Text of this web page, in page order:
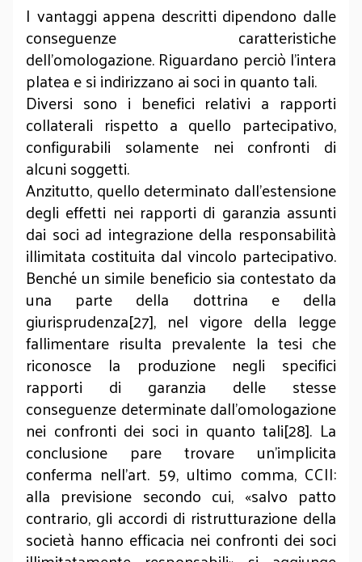
I vantaggi appena descritti dipendono dalle
conseguenze caratteristiche
dell’omologazione. Riguardano perciò l’intera
platea e si indirizzano ai soci in quanto tali.
Diversi sono i benefici relativi a rapporti
collaterali rispetto a quello partecipativo,
configurabili solamente nei confronti di
alcuni soggetti.
Anzitutto, quello determinato dall’estensione
degli effetti nei rapporti di garanzia assunti
dai soci ad integrazione della responsabilità
illimitata costituita dal vincolo partecipativo.
Benché un simile beneficio sia contestato da
una parte della dottrina e della
giurisprudenza[27], nel vigore della legge
fallimentare risulta prevalente la tesi che
riconosce la produzione negli specifici
rapporti di garanzia delle stesse
conseguenze determinate dall’omologazione
nei confronti dei soci in quanto tali[28]. La
conclusione pare trovare un’implicita
conferma nell’art. 59, ultimo comma, CCII:
alla previsione secondo cui, «salvo patto
contrario, gli accordi di ristrutturazione della
società hanno efficacia nei confronti dei soci